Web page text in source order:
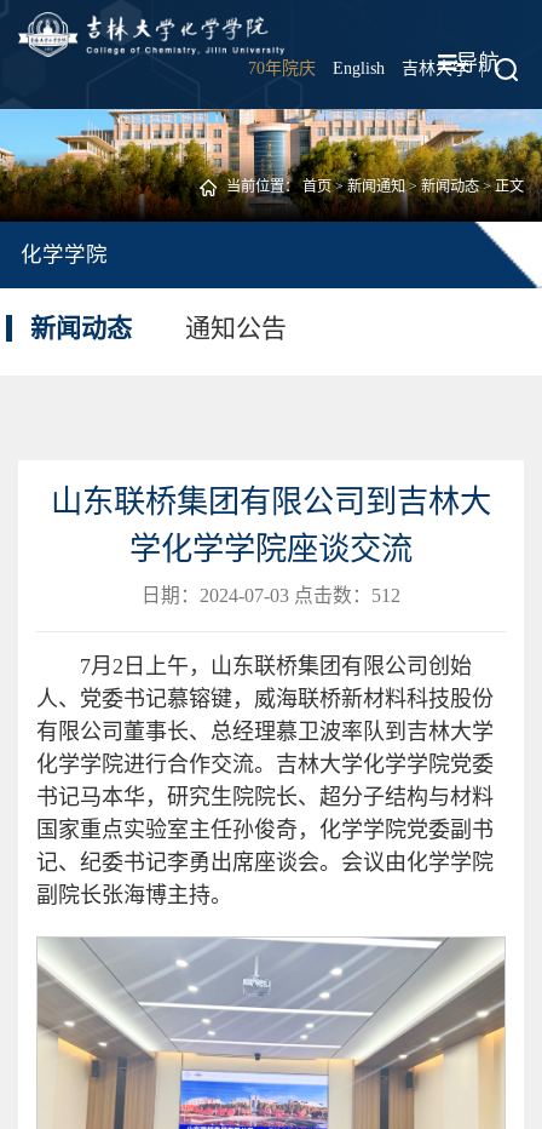
70年院庆 English 吉林大学 |
导航
当前位置：首页>新闻通知>新闻动态> 正文
化学学院
新闻动态 通知公告
山东联桥集团有限公司到吉林大
学化学学院座谈交流
日期：2024-07-03 点击数： 512
7月2日上午，山东联桥集团有限公司创始
人、党委书记慕镕键，威海联桥新材料科技股份
有限公司董事长、总经理慕卫波率队到吉林大学
化学学院进行合作交流。吉林大学化学学院党委
书记马本华，研究生院院长、超分子结构与材料
国家重点实验室主任孙俊奇，化学学院党委副书
记、纪委书记李勇出席座谈会。会议由化学学院
副院长张海博主持。